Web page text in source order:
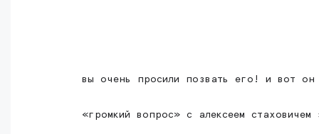
вы очень просили позвать его! и вот он
«громкий вопрос» с алексеем